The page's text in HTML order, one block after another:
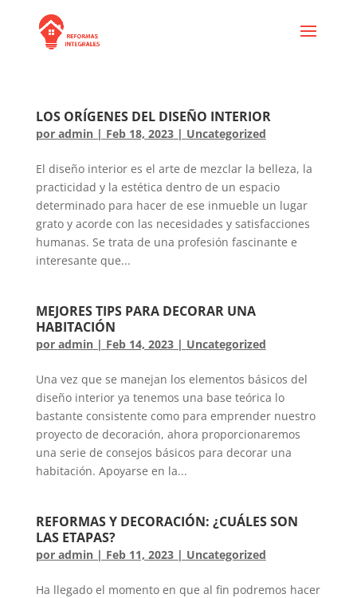
LOS ORÍGENES DEL DISEÑO INTERIOR
por admin| Feb 18, 2023| Uncategorized
El diseño interior es el arte de mezclar la belleza, la
practicidad y la estética dentro de un espacio
determinado para hacer de ese inmueble un lugar
grato y acorde con las necesidades y satisfacciones
humanas. Se trata de una profesión fascinante e
interesante que...
MEJORES TIPS PARA DECORAR UNA
HABITACIÓN
por admin| Feb 14, 2023| Uncategorized
Una vez que se manejan los elementos básicos del
diseño interior ya tenemos una base teórica lo
bastante consistente como para emprender nuestro
proyecto de decoración, ahora proporcionaremos
una serie de consejos básicos para decorar una
habitación. Apoyarse en la...
REFORMAS Y DECORACIÓN: ¿CUÁLES SON
LAS ETAPAS?
por admin| Feb 11, 2023| Uncategorized
Ha llegado el momento en que al fin podremos hacer